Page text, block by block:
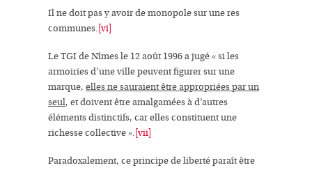
Il ne doit pas y avoir de monopole sur uneres
communes.[vi]
Le TGI de Nîmes le 12 août 1996 a jugé« si les
armoiries d’une ville peuvent figurer sur une
marque, elles ne sauraient être appropriées par un
seul, et doivent être amalgamées à d’autres
éléments distinctifs, car elles constituent une
richesse collective».[vii]
Paradoxalement, ce principe de liberté paraît être